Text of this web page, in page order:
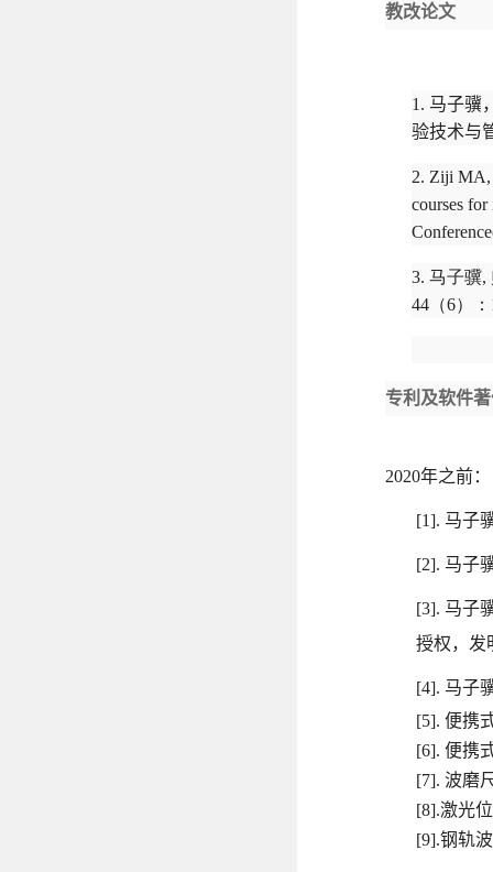
教改论文
1. 马子骥
验技术与
2. Ziji MA,
courses
3. 马子骥,
44（6）：
专利及软件
2020年之前：
[1]. 马子
[2]. 马子
[3]. 马子
授权，发
[4]. 马子
[5]. 便携
[6]. 便携
[7]. 波磨
[8].激光
[9].钢轨